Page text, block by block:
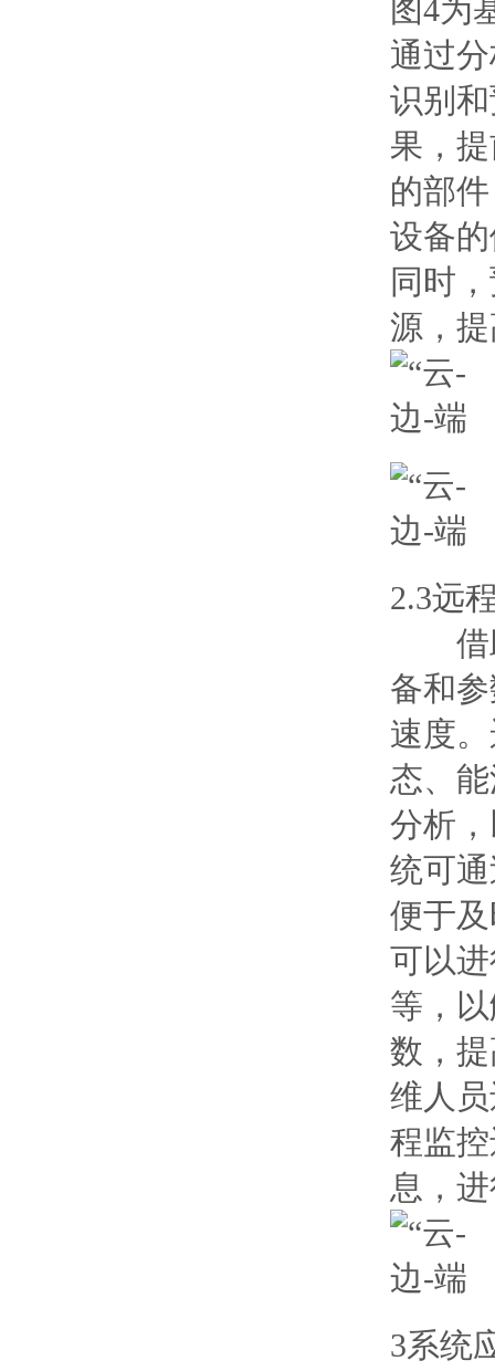
图4为
通过
识别
果，
的部
设备
同时
源，
2.3远
借助
备和
速度
态、
分析
统可
便于
可以
等，
数，
维人
程监
息，
3系统